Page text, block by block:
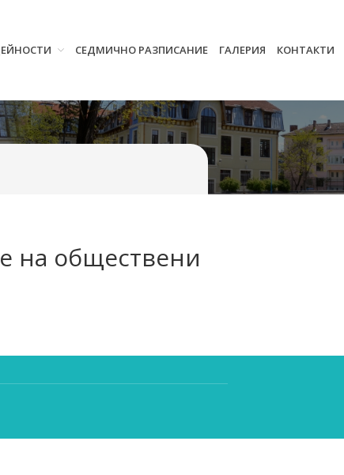
Начало
Нормативна уредба
Прием
Проекти и дейности
Седмично разписание
СЕДМИЧНО РАЗПИСАНИЕ ГАЛЕРИЯ КОНТАКТИ
на обществени